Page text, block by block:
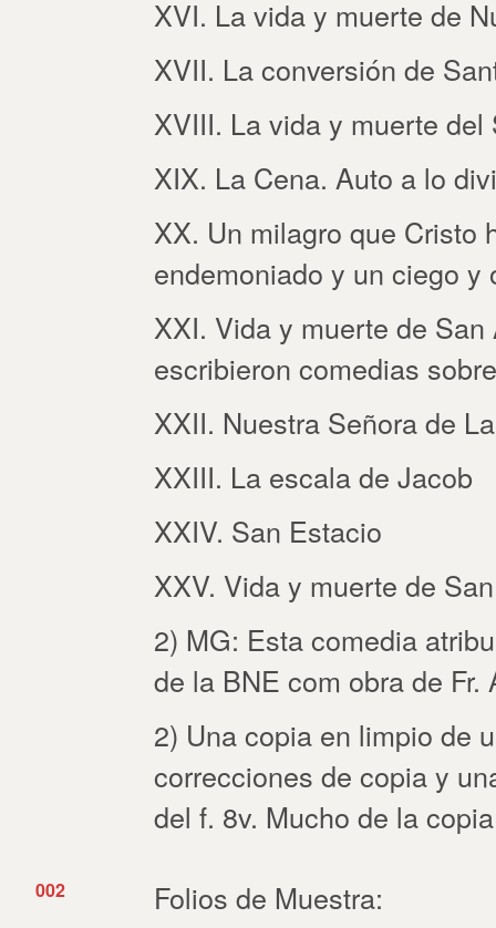
XVI. La vida y muerte de
XVII. La conversión de
XVIII. La vida y muerte del
XIX. La Cena. Auto a lo
XX. Un milagro que Cristo
endemoniado y un ciego y
XXI. Vida y muerte de
escribieron comedias
XXII. Nuestra Señora de
XXIII. La escala de Jacob
XXIV. San Estacio
XXV. Vida y muerte de
2) MG: Esta comedia
de la BNE com obra de Fr.
2) Una copia en limpio de
correcciones de copia y
del f. 8v. Mucho de la
002 Folios de Muestra: